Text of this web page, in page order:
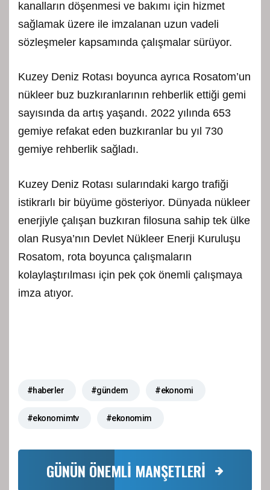
kanalların döşenmesi ve bakımı için hizmet
sağlamak üzere ile imzalanan uzun vadeli
sözleşmeler kapsamında çalışmalar sürüyor.
Kuzey Deniz Rotası boyunca ayrıca Rosatom’un
nükleer buz buzkıranlarının rehberlik ettiği gemi
sayısında da artış yaşandı. 2022 yılında 653
gemiye refakat eden buzkıranlar bu yıl 730
gemiye rehberlik sağladı.
Kuzey Deniz Rotası sularındaki kargo trafiği
istikrarlı bir büyüme gösteriyor. Dünyada nükleer
enerjiyle çalışan buzkıran filosuna sahip tek ülke
olan Rusya’nın Devlet Nükleer Enerji Kuruluşu
Rosatom, rota boyunca çalışmaların
kolaylaştırılması için pek çok önemli çalışmaya
imza atıyor.
#haberler #gündem #ekonomi
#ekonomimtv #ekonomim
GÜNÜN ÖNEMLİ MANŞETLERİ